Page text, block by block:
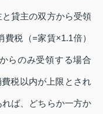
貸主の双方から受領
税（=家賃×1.1倍）
らのみ受領する場合
税以内が上限とされ
ば、どちらか一方か